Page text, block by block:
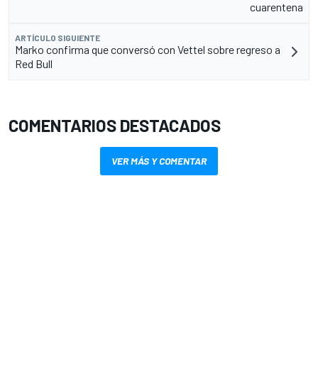
cuarentena
ARTÍCULO SIGUIENTE
Marko confirma que conversó con Vettel sobre regreso a
Red Bull
COMENTARIOS DESTACADOS
VER MÁS Y COMENTAR